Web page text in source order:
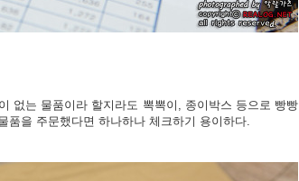
없는 물품이라 할지라도 뽁뽁이, 종이박스 등으로 빵빵
품을 주문했다면 하나하나 체크하기 용이하다.